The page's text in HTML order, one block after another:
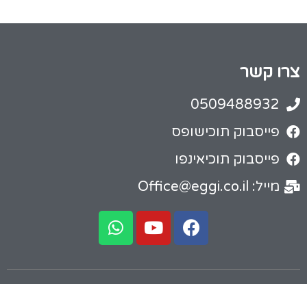
צרו קשר
0509488932
פייסבוק תוכישופס
פייסבוק תוכיאינפו
מייל: Office@eggi.co.il